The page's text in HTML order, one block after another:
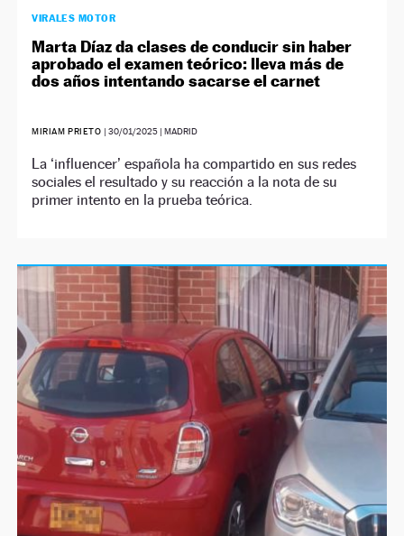
VIRALES MOTOR
Marta Díaz da clases de conducir sin haber
aprobado el examen teórico: lleva más de
dos años intentando sacarse el carnet
MIRIAM PRIETO | 30/01/2025| MADRID
La ‘influencer’ española ha compartido en sus redes
sociales el resultado y su reacción a la nota de su
primer intento en la prueba teórica.